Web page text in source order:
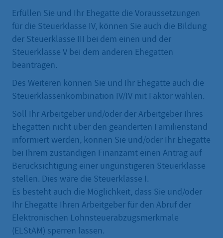
Erfüllen Sie und Ihr Ehegatte die Voraussetzungen
für die Steuerklasse IV, können Sie auch die Bildung
der Steuerklasse III bei dem einen und der
Steuerklasse V bei dem anderen Ehegatten
beantragen.
Des Weiteren können Sie und Ihr Ehegatte auch die
Steuerklassenkombination IV/IV mit Faktor wählen.
Soll Ihr Arbeitgeber und/oder der Arbeitgeber Ihres
Ehegatten nicht über den geänderten Familienstand
informiert werden, können Sie und/oder Ihr Ehegatte
bei Ihrem zuständigen Finanzamt einen Antrag auf
Berücksichtigung einer ungünstigeren Steuerklasse
stellen. Dies wäre die Steuerklasse I.
Es besteht auch die Möglichkeit, dass Sie und/oder
Ihr Ehegatte Ihren Arbeitgeber für den Abruf der
Elektronischen Lohnsteuerabzugsmerkmale
(ELStAM) sperren lassen.